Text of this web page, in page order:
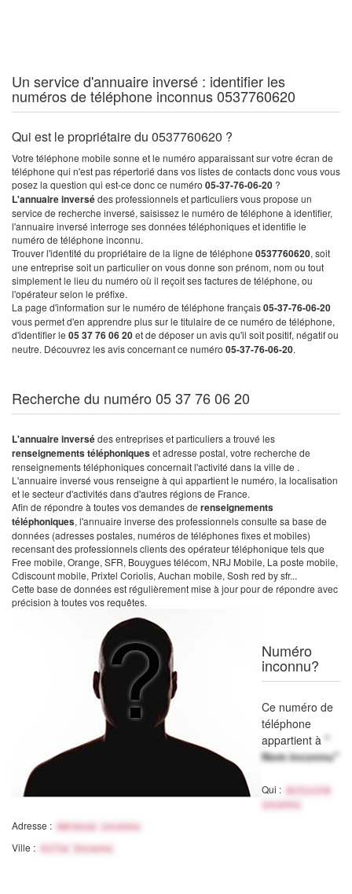
Un service d'annuaire inversé : identifier les
numéros de téléphone inconnus 0537760620
Qui est le propriétaire du 0537760620 ?
Votre téléphone mobile sonne et le numéro apparaissant sur votre écran de
téléphone qui n'est pas répertorié dans vos listes de contacts donc vous vous
posez la question qui est-ce donc ce numéro 05-37-76-06-20 ?
L'annuaire inversédes professionnels et particuliers vous propose un
service de recherche inversé, saisissez le numéro de téléphone à identifier,
l'annuaire inversé interroge ses données téléphoniques et identifie le
numéro de téléphone inconnu.
Trouver l'identité du propriétaire de la ligne de téléphone 0537760620, soit
une entreprise soit un particulier on vous donne son prénom, nom ou tout
simplement le lieu du numéro où il reçoit ses factures de téléphone, ou
l'opérateur selon le préfixe.
La page d'information sur le numéro de téléphone français05-37-76-06-20
vous permet d'en apprendre plus sur le titulaire de ce numéro de téléphone,
d'identifier le 05 37 76 06 20et de déposer un avis qu'il soit positif, négatif ou
neutre. Découvrez les avis concernant ce numéro 05-37-76-06-20.
Recherche du numéro 05 37 76 06 20
L'annuaire inversédes entreprises et particuliers a trouvé les
renseignements téléphoniqueset adresse postal, votre recherche de
renseignements téléphoniques concernait l'activité dans la ville de .
L'annuaire inversé vous renseigne à qui appartient le numéro, la localisation
et le secteur d'activités dans d'autres régions de France.
Afin de répondre à toutes vos demandes de renseignements
téléphoniques, l'annuaire inverse des professionnels consulte sa base de
données (adresses postales, numéros de téléphones fixes et mobiles)
recensant des professionnels clients des opérateur téléphonique tels que
Free mobile, Orange, SFR, Bouygues télécom, NRJ Mobile, La poste mobile,
Cdiscount mobile, Prixtel Coriolis, Auchan mobile, Sosh red by sfr...
Cette base de données est régulièrement mise à jour pour de répondre avec
précision à toutes vos requêtes.
Numéro
inconnu?
Ce numéro de
téléphone
appartient à "
Nom inconnu"
Qui :
Activité
inconnu
Adresse : Adresse inconnu
Ville : Ville Inconnu